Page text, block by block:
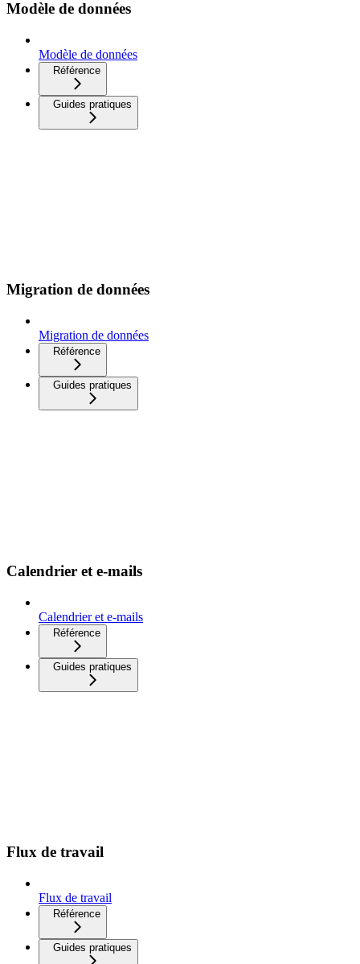
Modèle de données
Modèle de données
Référence
Guides pratiques
Migration de données
Migration de données
Référence
Guides pratiques
Calendrier et e-mails
Calendrier et e-mails
Référence
Guides pratiques
Flux de travail
Flux de travail
Référence
Guides pratiques